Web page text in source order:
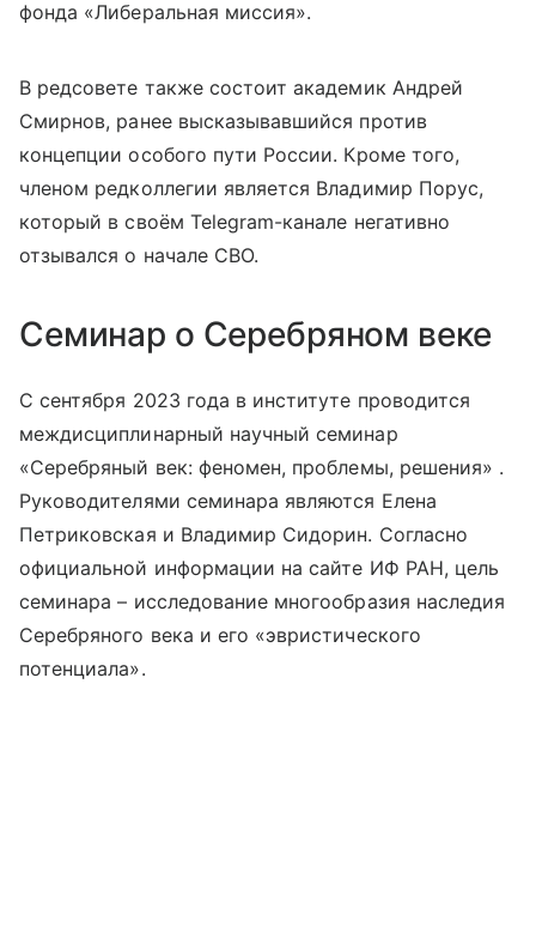
фонда «Либеральная миссия».
В редсовете также состоит академик Андрей
Смирнов, ранее высказывавшийся против
концепции особого пути России. Кроме того,
членом редколлегии является Владимир Порус,
который в своём Telegram-канале негативно
отзывался о начале СВО.
Семинар о Серебряном веке
С сентября 2023 года в институте проводится
междисциплинарный научный семинар
«Серебряный век: феномен, проблемы, решения» .
Руководителями семинара являются Елена
Петриковская и Владимир Сидорин. Согласно
официальной информации на сайте ИФ РАН, цель
семинара – исследование многообразия наследия
Серебряного века и его «эвристического
потенциала».